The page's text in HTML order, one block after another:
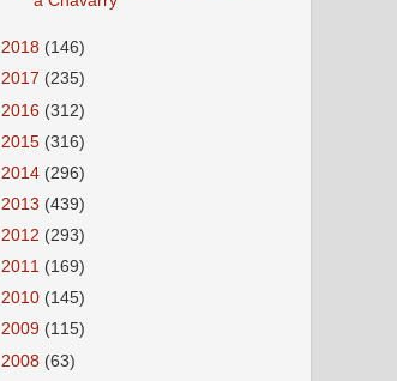
2018 (146)
2017 (235)
2016 (312)
2015 (316)
2014 (296)
2013 (439)
2012 (293)
2011 (169)
2010 (145)
2009 (115)
2008 (63)